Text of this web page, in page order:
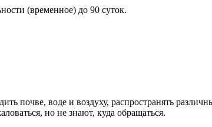
(временное) до 90 суток.
почве, воде и воздуху, распространять
но не знают, куда обращаться.